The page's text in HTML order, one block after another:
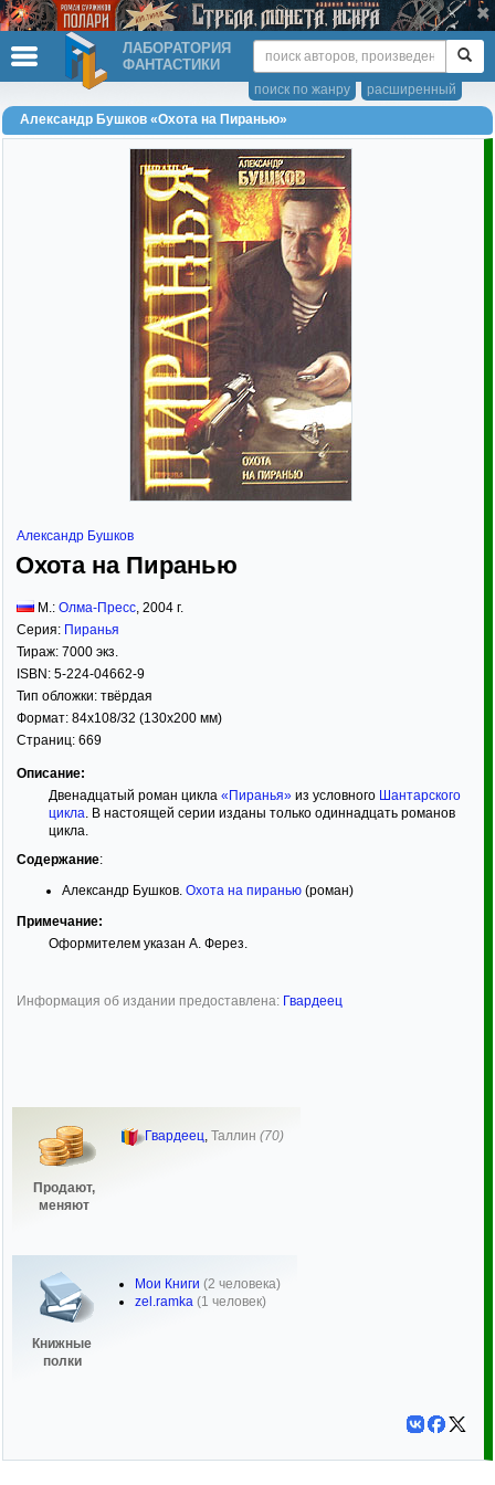
ЛАБОРАТОРИЯ
ФАНТАСТИКИ
расширенный
поиск по жанру
Александр Бушков «Охота на Пиранью»
Александр Бушков
Охота на Пиранью
М.: Олма-Пресс, 2004 г.
Серия: Пиранья
Тираж: 7000 экз.
ISBN: 5-224-04662-9
Тип обложки: твёрдая
Формат: 84x108/32 (130x200 мм)
Страниц: 669
Описание:
Двенадцатый роман цикла «Пиранья»из условного Шантарского
цикла. В настоящей серии изданы только одиннадцать романов
цикла.
Содержание:
Александр Бушков. Охота на пиранью (роман)
Примечание:
Оформителем указан А. Ферез.
Информация об издании предоставлена: Гвардеец
Продают,
меняют
Гвардеец, Таллин (70)
Книжные
полки
Мои Книги (2 человека)
zel.ramka (1 человек)